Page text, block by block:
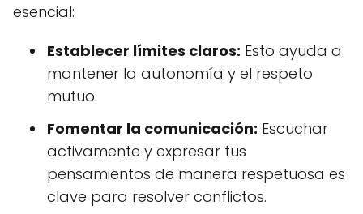
esencial:
Establecer límites claros: Esto ayuda a
mantener la autonomía y el respeto
mutuo.
Fomentar la comunicación: Escuchar
activamente y expresar tus
pensamientos de manera respetuosa es
clave para resolver conflictos.